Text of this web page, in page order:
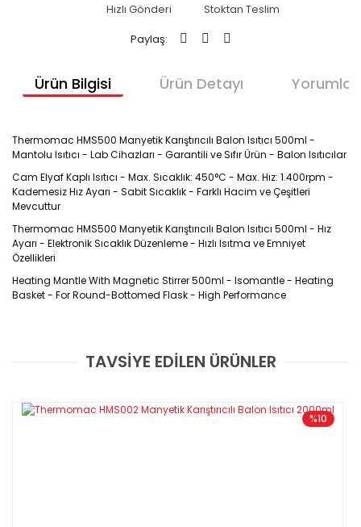
Hızlı Gönderi
Stoktan Teslim
Paylaş:
Ürün Bilgisi Ürün Detayı Yorumlar
Thermomac HMS500 Manyetik Karıştırıcılı Balon Isıtıcı 500ml -
Mantolu Isıtıcı - Lab Cihazları - Garantili ve Sıfır Ürün - Balon Isıtıcılar
Cam Elyaf Kaplı Isıtıcı - Max. Sıcaklık: 450°C - Max. Hız: 1.400rpm -
Kademesiz Hız Ayarı - Sabit Sıcaklık - Farklı Hacim ve Çeşitleri
Mevcuttur
Thermomac HMS500 Manyetik Karıştırıcılı Balon Isıtıcı 500ml - Hız
Ayarı - Elektronik Sıcaklık Düzenleme - Hızlı Isıtma ve Emniyet
Özellikleri
Heating Mantle With Magnetic Stirrer 500ml - Isomantle - Heating
Basket - For Round-Bottomed Flask - High Performance
Bu ürüne ilk yorumu siz yapın!
Yorum Yaz
Sıcağa dayanıklı ve esnek
ısıtıcı cihaz maksimum 450°C
TAVSİYE EDİLEN ÜRÜNLER
%10